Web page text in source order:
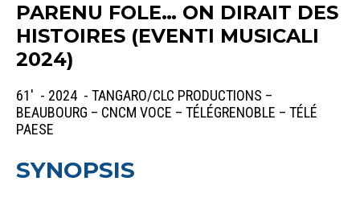
PARENU FOLE… ON DIRAIT DES
HISTOIRES (EVENTI MUSICALI
2024)
61' - 2024 - TANGARO/CLC PRODUCTIONS –
BEAUBOURG – CNCM VOCE – TÉLÉGRENOBLE – TÉLÉ
PAESE
SYNOPSIS